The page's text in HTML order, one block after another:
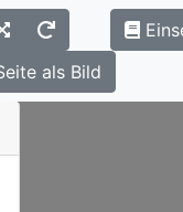
als Bild